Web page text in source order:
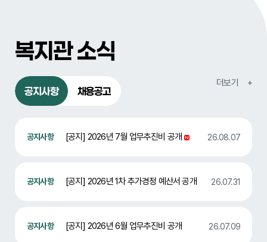
복지관 소식
공지사항 채용공고
[공지] 2026년 7월 업무추진비 공개 26.08.07
[공지] 2026년 1차 추가경정 예산서 공개 26.07.31
[공지] 2026년 6월 업무추진비 공개 26.07.09